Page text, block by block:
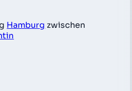
Hamburg zwischen